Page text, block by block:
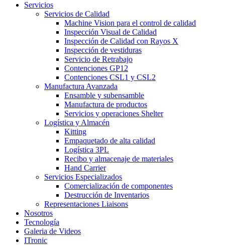
Servicios
Servicios de Calidad
Machine Vision para el control de calidad
Inspección Visual de Calidad
Inspección de Calidad con Rayos X
Inspección de vestiduras
Servicio de Retrabajo
Contenciones GP12
Contenciones CSL1 y CSL2
Manufactura Avanzada
Ensamble y subensamble
Manufactura de productos
Servicios y operaciones Shelter
Logística y Almacén
Kitting
Empaquetado de alta calidad
Logística 3PL
Recibo y almacenaje de materiales
Hand Carrier
Servicios Especializados
Comercialización de componentes
Destrucción de Inventarios
Representaciones Liaisons
Nosotros
Tecnología
Galeria de Videos
ITronic